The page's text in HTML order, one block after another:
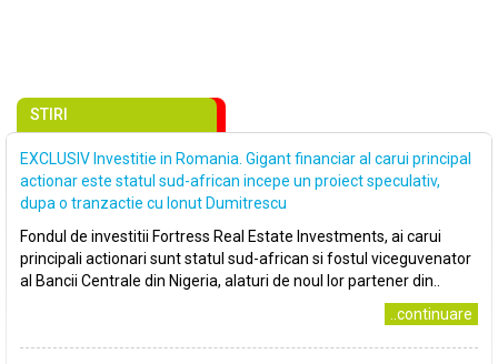
STIRI
EXCLUSIV Investitie in Romania. Gigant financiar al carui principal
actionar este statul sud-african incepe un proiect speculativ,
dupa o tranzactie cu Ionut Dumitrescu
Fondul de investitii Fortress Real Estate Investments, ai carui
principali actionari sunt statul sud-african si fostul viceguvenator
al Bancii Centrale din Nigeria, alaturi de noul lor partener din..
..continuare